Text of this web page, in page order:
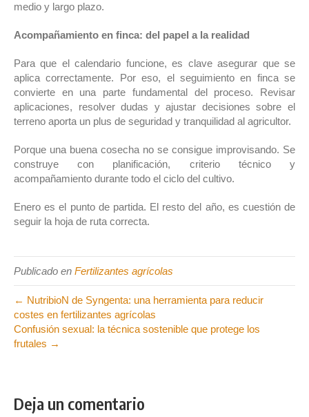
medio y largo plazo.
Acompañamiento en finca: del papel a la realidad
Para que el calendario funcione, es clave asegurar que se
aplica correctamente. Por eso, el seguimiento en finca se
convierte en una parte fundamental del proceso. Revisar
aplicaciones, resolver dudas y ajustar decisiones sobre el
terreno aporta un plus de seguridad y tranquilidad al agricultor.
Porque una buena cosecha no se consigue improvisando. Se
construye con planificación, criterio técnico y
acompañamiento durante todo el ciclo del cultivo.
Enero es el punto de partida. El resto del año, es cuestión de
seguir la hoja de ruta correcta.
Publicado en Fertilizantes agrícolas
← NutribioN de Syngenta: una herramienta para reducir
costes en fertilizantes agrícolas
Confusión sexual: la técnica sostenible que protege los
frutales →
Deja un comentario